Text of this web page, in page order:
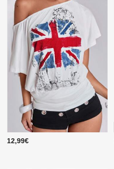
12,99€